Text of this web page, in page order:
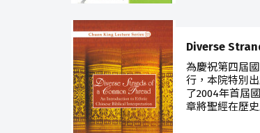
Diverse
為慶祝第四屆
行，本院特別
了2004年首屆
章將聖經在歷